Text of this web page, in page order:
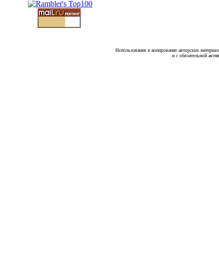
Использование и копирование авторских
и с обязательной